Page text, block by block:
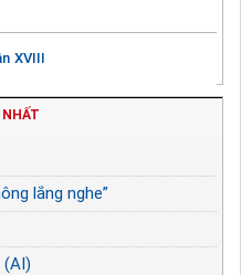
XVIII
lắng nghe”
(AI)